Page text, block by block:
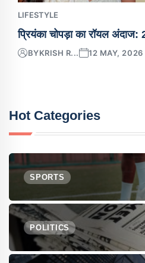
LIFESTYLE
प्रियंका चोपड़ा का रॉयल
BYKRISH R... 12 MAY, 2026
Hot Categories
SPORTS
POLITICS